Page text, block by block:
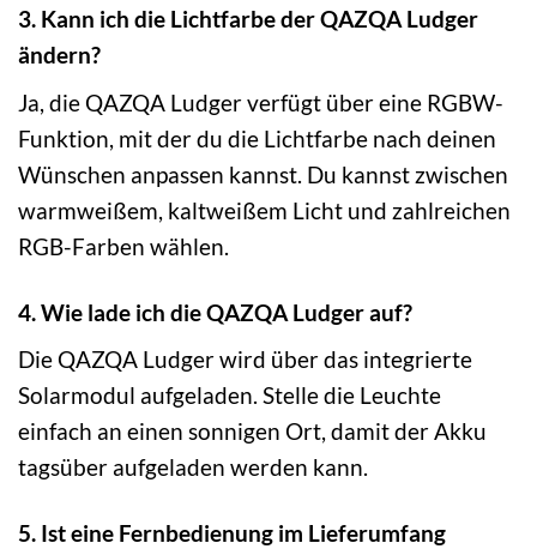
3. Kann ich die Lichtfarbe der QAZQA Ludger
ändern?
Ja, die QAZQA Ludger verfügt über eine RGBW-
Funktion, mit der du die Lichtfarbe nach deinen
Wünschen anpassen kannst. Du kannst zwischen
warmweißem, kaltweißem Licht und zahlreichen
RGB-Farben wählen.
4. Wie lade ich die QAZQA Ludger auf?
Die QAZQA Ludger wird über das integrierte
Solarmodul aufgeladen. Stelle die Leuchte
einfach an einen sonnigen Ort, damit der Akku
tagsüber aufgeladen werden kann.
5. Ist eine Fernbedienung im Lieferumfang